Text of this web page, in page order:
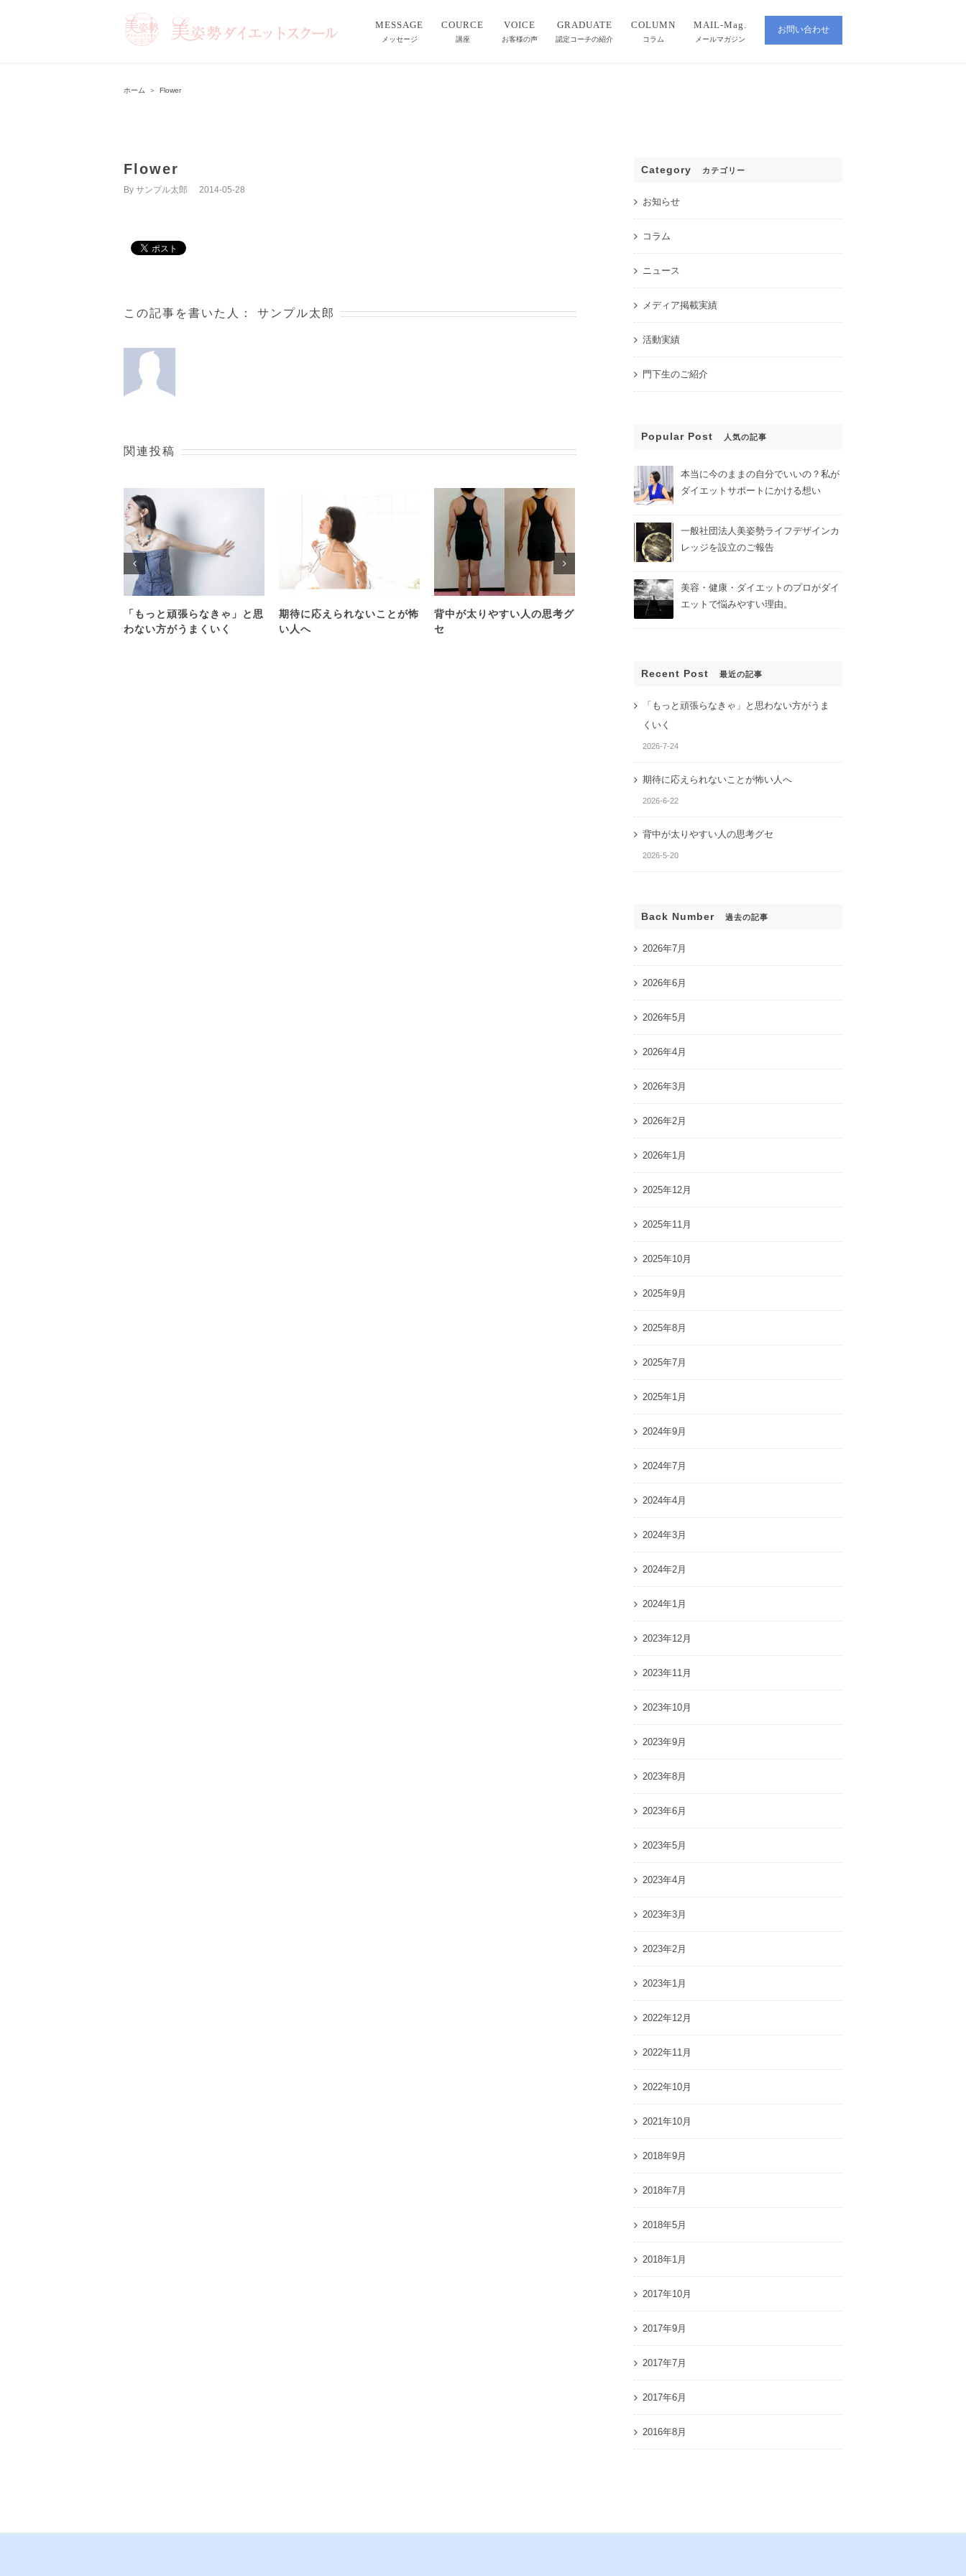
MESSAGE
メッセージ
COURCE
講座
VOICE
お客様の声
GRADUATE
認定コーチの紹介
COLUMN
コラム
MAIL-Mag.
メールマガジン
CONTACT
お問い合わせ
ホーム ＞ Flower
Flower
By サンプル太郎 2014-05-28
この記事を書いた人： サンプル太郎
関連投稿
「もっと頑張らなきゃ」と思
わない方がうまくいく
期待に応えられないことが怖
い人へ
背中が太りやすい人の思考グ
セ
心理学を学んでも、変わらな
かる２つの質問
Category カテゴリー
お知らせ
コラム
ニュース
メディア掲載実績
活動実績
門下生のご紹介
Popular Post 人気の記事
本当に今のままの自分でいいの？私が
ダイエットサポートにかける想い
一般社団法人美姿勢ライフデザインカ
レッジを設立のご報告
美容・健康・ダイエットのプロがダイ
エットで悩みやすい理由。
Recent Post 最近の記事
「もっと頑張らなきゃ」と思わない方がうま
くいく
2026-7-24
期待に応えられないことが怖い人へ
2026-6-22
背中が太りやすい人の思考グセ
2026-5-20
Back Number 過去の記事
2026年7月
2026年6月
2026年5月
2026年4月
2026年3月
2026年2月
2026年1月
2025年12月
2025年11月
2025年10月
2025年9月
2025年8月
2025年7月
2025年1月
2024年9月
2024年7月
2024年4月
2024年3月
2024年2月
2024年1月
2023年12月
2023年11月
2023年10月
2023年9月
2023年8月
2023年6月
2023年5月
2023年4月
2023年3月
2023年2月
2023年1月
2022年12月
2022年11月
2022年10月
2021年10月
2018年9月
2018年7月
2018年5月
2018年1月
2017年10月
2017年9月
2017年7月
2017年6月
2016年8月